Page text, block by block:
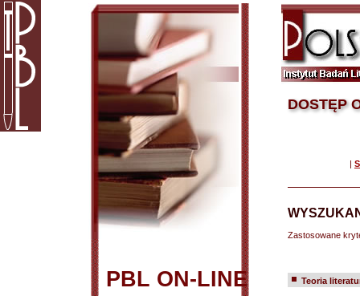
PBL ON-LINE
DOSTĘP
|
Zastosowane
Teoria